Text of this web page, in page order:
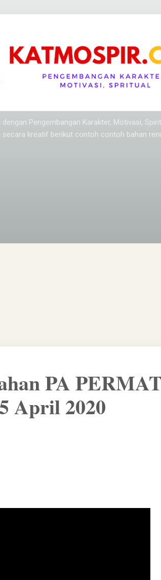
Langsung ke konten utama
Pengembangan Karakter, Motivasi,
kreatif berikut contoh contoh bahan
PA
April 2020